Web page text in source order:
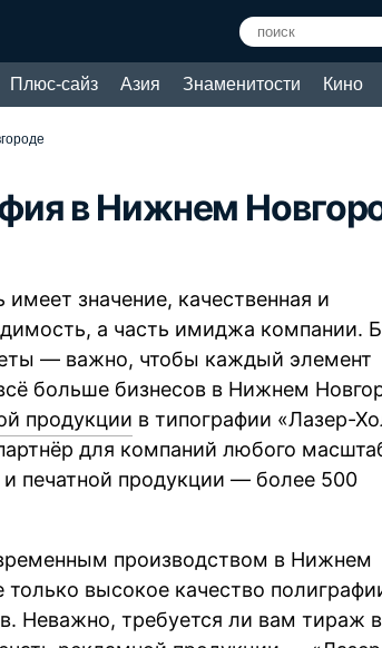
Плюс-сайз Азия Знаменитости Кино
в Нижнем
значение, качественная и
а часть имиджа компании.
— важно, чтобы каждый элемент
больше бизнесов в Нижнем
продукции в типографии «Лазер-
для компаний любого
печатной продукции — более 500
производством в Нижнем
только высокое качество
Неважно, требуется ли вам тираж в